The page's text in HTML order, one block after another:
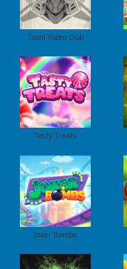
Toshi Video Club
Tasty Treats
Joker Bombs